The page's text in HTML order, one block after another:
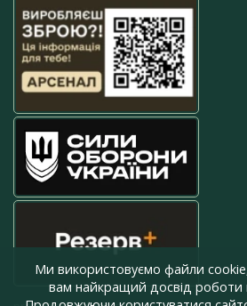
Ми використовуємо файли
вам найкращий досвід роботи